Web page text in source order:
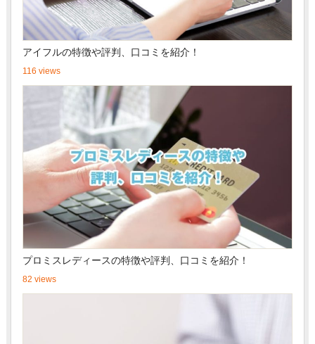
アイフルの特徴や評判、口コミを紹介！
116 views
プロミスレディースの特徴や評判、口コミを紹介！
82 views